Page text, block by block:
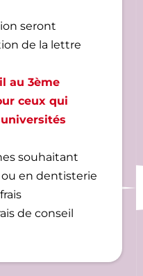
seront
de la lettre
au 3ème
ceux qui
souhaitant
en dentisterie
de conseil